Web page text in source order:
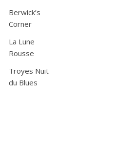
Berwick’s
Corner
La Lune
Rousse
Troyes Nuit
du Blues